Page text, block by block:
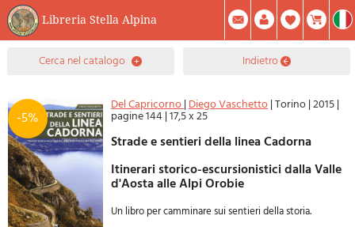
Libreria Stella Alpina
0 Prodotto(i) Attualmente Nel Carrello Riepilogo
Facebook
Registrati Mod. Password
cerca nel catalogo indietro
-5%
Del Capricorno|Diego Vaschetto|Torino|2015|
pagine 144|17,5 x 25
Strade e sentieri della linea Cadorna
Itinerari storico-escursionistici dalla Valle
d'Aosta alle Alpi Orobie
Un libro per camminare sui sentieri della storia.